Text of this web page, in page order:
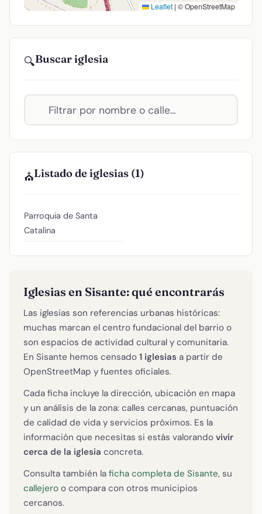
Leaflet | © OpenStreetMap
🔍Buscar iglesia
⛪Listado de iglesias (1)
Parroquia de Santa
Catalina
Iglesias en Sisante: qué encontrarás
Las iglesias son referencias urbanas históricas:
muchas marcan el centro fundacional del barrio o
son espacios de actividad cultural y comunitaria.
En Sisante hemos censado 1 iglesias a partir de
OpenStreetMap y fuentes oficiales.
Cada ficha incluye la dirección, ubicación en mapa
y un análisis de la zona: calles cercanas, puntuación
de calidad de vida y servicios próximos. Es la
información que necesitas si estás valorando vivir
cerca de la iglesia concreta.
Consulta también la ficha completa de Sisante, su
callejero o compara con otros municipios
cercanos.